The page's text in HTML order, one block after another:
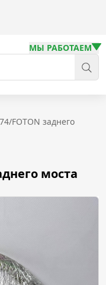
МЫ РАБОТАЕМ
FOTON заднего
моста